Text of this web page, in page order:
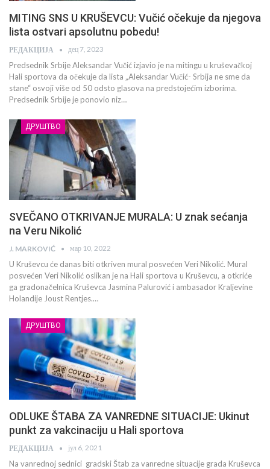
MITING SNS U KRUŠEVCU: Vučić očekuje da njegova
lista ostvari apsolutnu pobedu!
РЕДАКЦИЈА дец 7, 2023
Predsednik Srbije Aleksandar Vučić izjavio je na mitingu u kruševačkoj
Hali sportova da očekuje da lista „Aleksandar Vučić- Srbija ne sme da
stane“ osvoji više od 50 odsto glasova na predstojećim izborima.
Predsednik Srbije je ponovio niz…
ДРУШТВО
SVEČANO OTKRIVANJE MURALA: U znak sećanja
na Veru Nikolić
J. MARKOVIĆ мар 10, 2022
U Kruševcu će danas biti otkriven mural posvećen Veri Nikolić. Mural
posvećen Veri Nikolić oslikan je na Hali sportova u Kruševcu, a otkriće
ga gradonačelnica Kruševca Jasmina Palurović i ambasador Kraljevine
Holandije Joust Rentjes.…
ДРУШТВО
ODLUKE ŠTABA ZA VANREDNE SITUACIJE: Ukinut
punkt za vakcinaciju u Hali sportova
РЕДАКЦИЈА јул 6, 2021
Na vanrednoj sednici gradski Štab za vanredne situacije grada Kruševca